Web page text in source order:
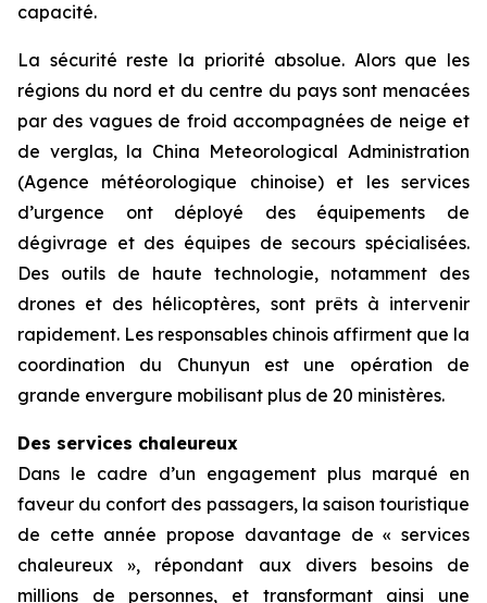
capacité.
La sécurité reste la priorité absolue. Alors que les
régions du nord et du centre du pays sont menacées
par des vagues de froid accompagnées de neige et
de verglas, la China Meteorological Administration
(Agence météorologique chinoise) et les services
d’urgence ont déployé des équipements de
dégivrage et des équipes de secours spécialisées.
Des outils de haute technologie, notamment des
drones et des hélicoptères, sont prêts à intervenir
rapidement. Les responsables chinois affirment que la
coordination du Chunyun est une opération de
grande envergure mobilisant plus de 20 ministères.
Des services chaleureux
Dans le cadre d’un engagement plus marqué en
faveur du confort des passagers, la saison touristique
de cette année propose davantage de « services
chaleureux », répondant aux divers besoins de
millions de personnes, et transformant ainsi une